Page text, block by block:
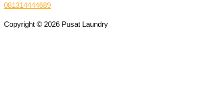
081314444689
Copyright © 2026 Pusat Laundry